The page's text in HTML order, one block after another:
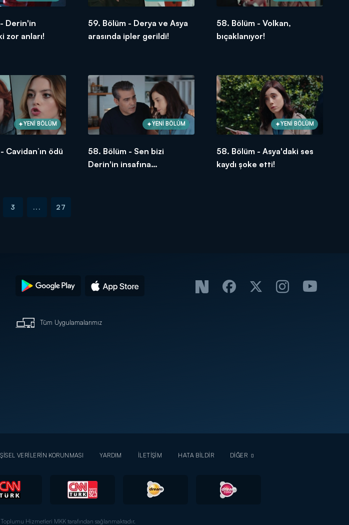
Derin'in
zor anları!
59. Bölüm - Derya ve Asya
arasında ipler gerildi!
58. Bölüm - Volkan,
bıçaklanıyor!
YENİ BÖLÜM
Cavidan’ın ödü
YENİ BÖLÜM
58. Bölüm - Sen bizi
Derin'in insafına
YENİ BÖLÜM
58. Bölüm - Asya'daki ses
kaydı şoke etti!
3 ... 27
Tüm Uygulamalarımız
VERİLERİN KORUNMASI YARDIM İLETİŞİM HATA BİLDİR DİĞER
Hizmetleri MKK tarafından sağlanmaktadır.